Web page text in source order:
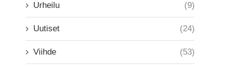
Urheilu (9)
Uutiset (24)
Viihde (53)